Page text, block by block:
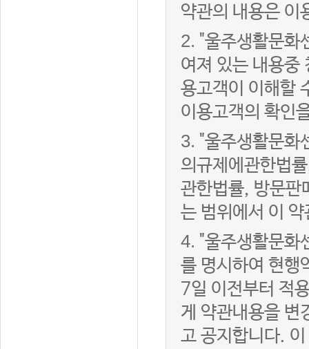
약관의 내용은 이
2. "울주생활문화
여져 있는 내용중
용고객이 이해할
이용고객의 확인
3. "울주생활문화
의규제에관한법
관한법률, 방문판
는 범위에서 이
4. "울주생활문화
를 명시하여 현행
7일 이전부터 적
게 약관내용을 변
고 공지합니다.